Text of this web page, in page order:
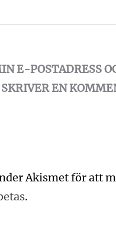
E-POSTADRESS
EN
Akismet för att
.